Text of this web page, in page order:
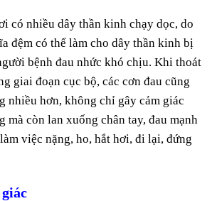
có nhiều dây thần kinh chạy dọc, do
đệm có thể làm cho dây thần kinh bị
bệnh đau nhức khó chịu. Khi thoát
giai đoạn cục bộ, các cơn đau cũng
nhiều hơn, không chỉ gây cảm giác
mà còn lan xuống chân tay, đau mạnh
việc nặng, ho, hắt hơi, đi lại, đứng